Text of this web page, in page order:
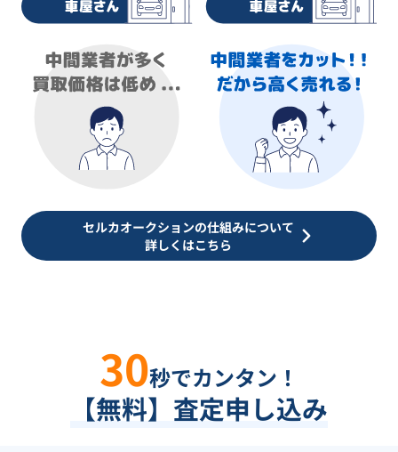
セルカオークションの仕組みについて
詳しくはこちら
30秒でカンタン！
【無料】査定申し込み